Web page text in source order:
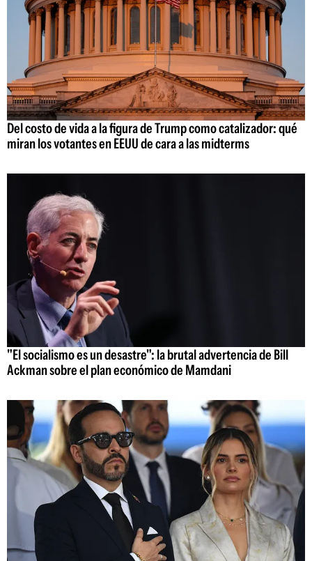
Del costo de vida a la figura de Trump como catalizador: qué
miran los votantes en EEUU de cara a las midterms
"El socialismo es un desastre": la brutal advertencia de Bill
Ackman sobre el plan económico de Mamdani